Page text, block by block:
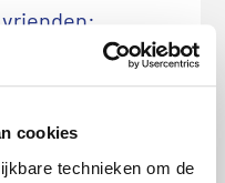
cookies
technieken om de